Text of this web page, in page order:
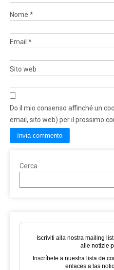
Nome *
Email *
Sito web
Do il mio consenso affinché un
email, sito web) per il prossimo
Cerca
Iscriviti alla nostra mailing
alle notizie
Inscríbete a nuestra lista de
enlaces a las